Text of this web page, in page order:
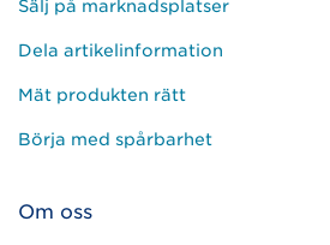
Sälj på marknadsplatser
Dela artikelinformation
Mät produkten rätt
Börja med spårbarhet
Om oss